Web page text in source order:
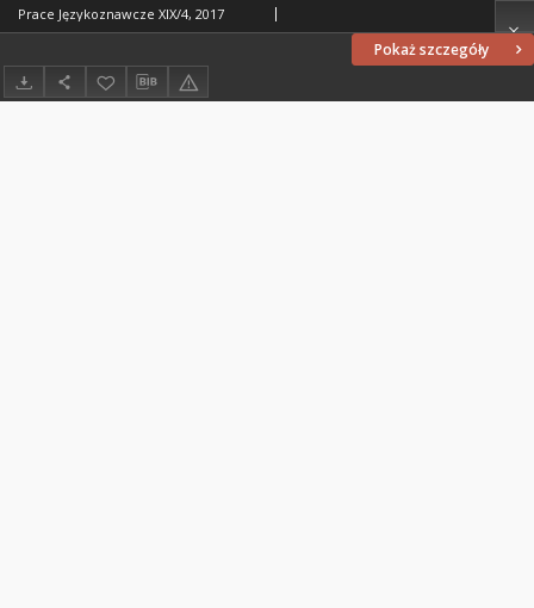
Pokaż szczegóły
Prace Językoznawcze XIX/4, 2017